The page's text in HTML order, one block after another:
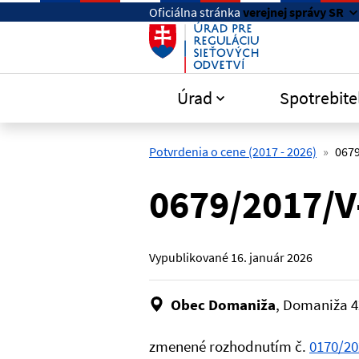
Preskočiť na hlavný obsahOficiálna stránka verejnej správy SR
Úrad
Potvrdenia o cene (2017 - 2026)
0679/2017/
Vypublikované 16. január 2026
Obec Domaniža, Domaniža
zmenené rozhodnutím č. 0170/